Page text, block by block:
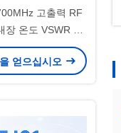
고출력 RF
온도 VSWR 및
커버리지 저고도
시스템용
얻으십시오